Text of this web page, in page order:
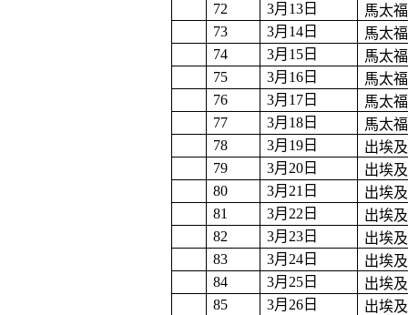
72
3月 13 日
馬太
73
3月 14 日
馬太
74
3月 15 日
馬太
75
3月 16 日
馬太
76
3月 17 日
馬太
77
3月 18 日
馬太
78
3月 19 日
出埃
79
3月 20 日
出埃
80
3月 21 日
出埃
81
3月 22 日
出埃
82
3月 23 日
出埃
83
3月 24 日
出埃
84
3月 25 日
出埃
85
3月 26 日
出埃